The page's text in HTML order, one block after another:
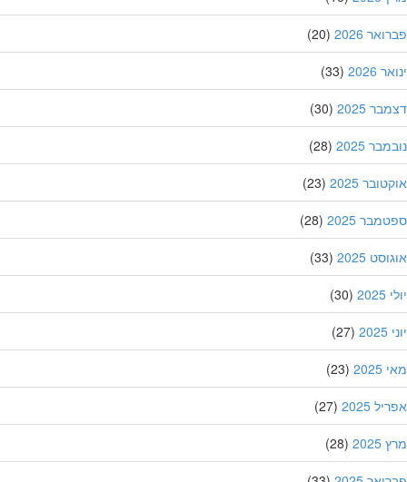
2026
(20)
2026
(33)
2025
(30)
2025
(28)
2025
(23)
2025
(28)
2025
(33)
(30)
(27)
(23)
2025
(27)
(28)